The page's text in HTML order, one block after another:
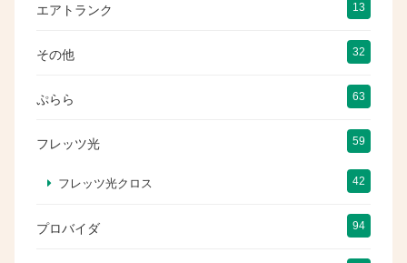
エアトランク 13
その他 32
ぷらら 63
フレッツ光 59
フレッツ光クロス 42
プロバイダ 94